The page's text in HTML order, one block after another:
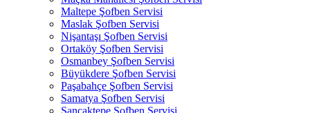
Maltepe Şofben Servisi
Maslak Şofben Servisi
Nişantaşı Şofben Servisi
Ortaköy Şofben Servisi
Osmanbey Şofben Servisi
Büyükdere Şofben Servisi
Paşabahçe Şofben Servisi
Samatya Şofben Servisi
Sancaktepe Şofben Servisi